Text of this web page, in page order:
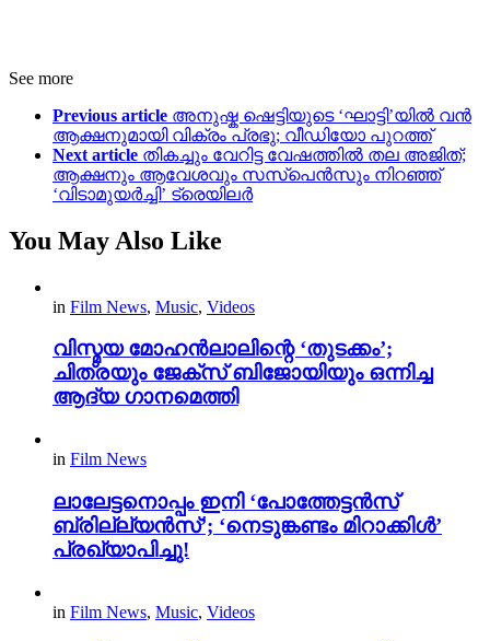
See more
Previous article അനുഷ്ക ഷെട്ടിയുടെ ‘ഘാട്ടി’യിൽ വൻ
ആക്ഷനുമായി വിക്രം പ്രഭു; വീഡിയോ പുറത്ത്
Next article തികച്ചും വേറിട്ട വേഷത്തിൽ തല അജിത്;
ആക്ഷനും ആവേശവും സസ്പെൻസും നിറഞ്ഞ്
‘വിടാമുയർച്ചി’ ട്രെയിലർ
You May Also Like
in Film News, Music, Videos
വിസ്മയ മോഹൻലാലിന്റെ ‘തുടക്കം’;
ചിത്രയും ജേക്സ് ബിജോയിയും ഒന്നിച്ച
ആദ്യ ഗാനമെത്തി
in Film News
ലാലേട്ടനൊപ്പം ഇനി ‘പോത്തേട്ടൻസ്
ബ്രില്ല്യൻസ്’; ‘നെടുങ്കണ്ടം മിറാക്കിൾ’
പ്രഖ്യാപിച്ചു!
in Film News, Music, Videos